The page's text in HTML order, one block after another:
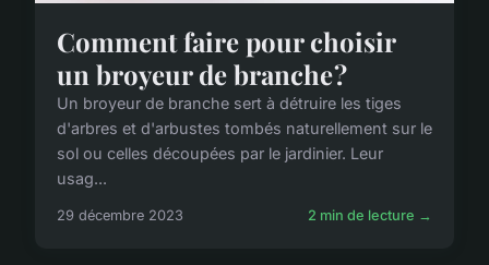
Comment faire pour choisir
un broyeur de branche ?
Un broyeur de branche sert à détruire les tiges
d'arbres et d'arbustes tombés naturellement sur le
sol ou celles découpées par le jardinier. Leur
usag...
29 décembre 2023 2 min de lecture →